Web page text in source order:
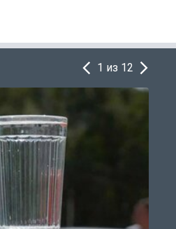
1 из 12